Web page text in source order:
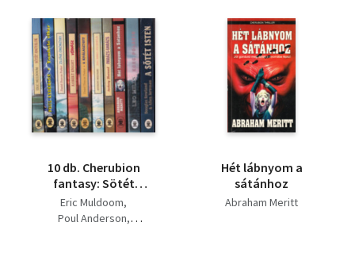
Társadalomtudomány
Természettudomány
Történelem
Vallás
10 db. Cherubion
fantasy: Sötét
angyalok + Tomboló
vihar + Zlone örökösei
Eric Muldoom
Poul Anderson
Hét lábnyom a
sátánhoz
Abraham Meritt